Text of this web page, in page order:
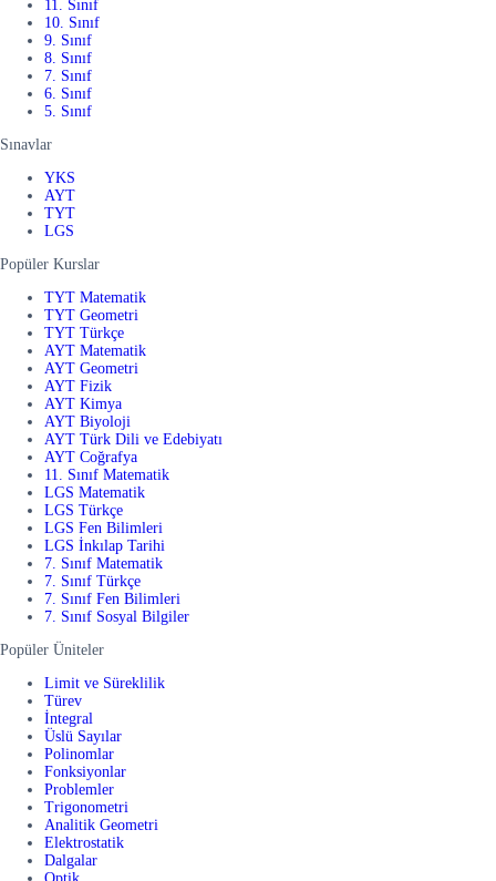
11. Sınıf
10. Sınıf
9. Sınıf
8. Sınıf
7. Sınıf
6. Sınıf
5. Sınıf
Sınavlar
YKS
AYT
TYT
LGS
Popüler Kurslar
TYT Matematik
TYT Geometri
TYT Türkçe
AYT Matematik
AYT Geometri
AYT Fizik
AYT Kimya
AYT Biyoloji
AYT Türk Dili ve Edebiyatı
AYT Coğrafya
11. Sınıf Matematik
LGS Matematik
LGS Türkçe
LGS Fen Bilimleri
LGS İnkılap Tarihi
7. Sınıf Matematik
7. Sınıf Türkçe
7. Sınıf Fen Bilimleri
7. Sınıf Sosyal Bilgiler
Popüler Üniteler
Limit ve Süreklilik
Türev
İntegral
Üslü Sayılar
Polinomlar
Fonksiyonlar
Problemler
Trigonometri
Analitik Geometri
Elektrostatik
Dalgalar